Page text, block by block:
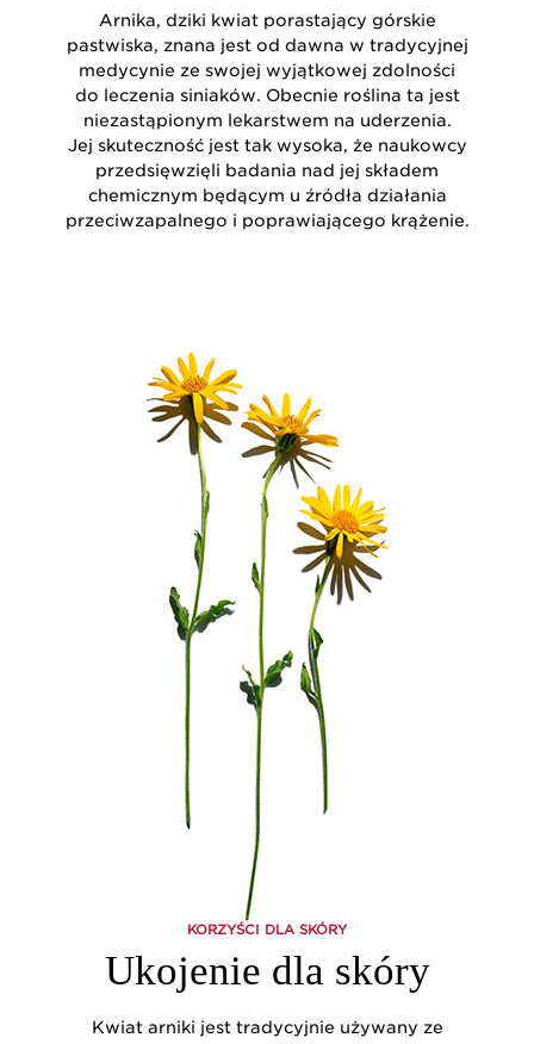
Arnika, dziki kwiat porastający górskie
pastwiska, znana jest od dawna w tradycyjnej
medycynie ze swojej wyjątkowej zdolności
do leczenia siniaków. Obecnie roślina ta jest
niezastąpionym lekarstwem na uderzenia.
Jej skuteczność jest tak wysoka, że naukowcy
przedsięwzięli badania nad jej składem
chemicznym będącym u źródła działania
przeciwzapalnego i poprawiającego krążenie.
KORZYŚCI DLA SKÓRY
Ukojenie dla skóry
Kwiat arniki jest tradycyjnie używany ze